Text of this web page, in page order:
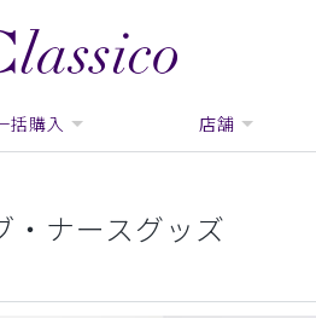
括購入 店舗
・ナースグッズ